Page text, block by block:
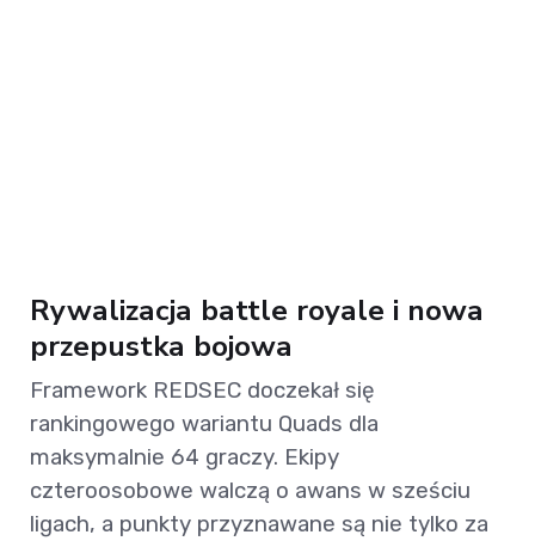
Rywalizacja battle royale i nowa
przepustka bojowa
Framework REDSEC doczekał się
rankingowego wariantu Quads dla
maksymalnie 64 graczy. Ekipy
czteroosobowe walczą o awans w sześciu
ligach, a punkty przyznawane są nie tylko za